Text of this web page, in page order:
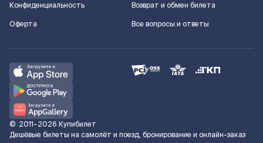
Конфиденциальность
Оферта
Возврат и обмен билета
Все вопросы и ответы
© 2011–2026 Купибилет
Дешёвые билеты на самолёт и поезд, бронирование и онлайн-заказ